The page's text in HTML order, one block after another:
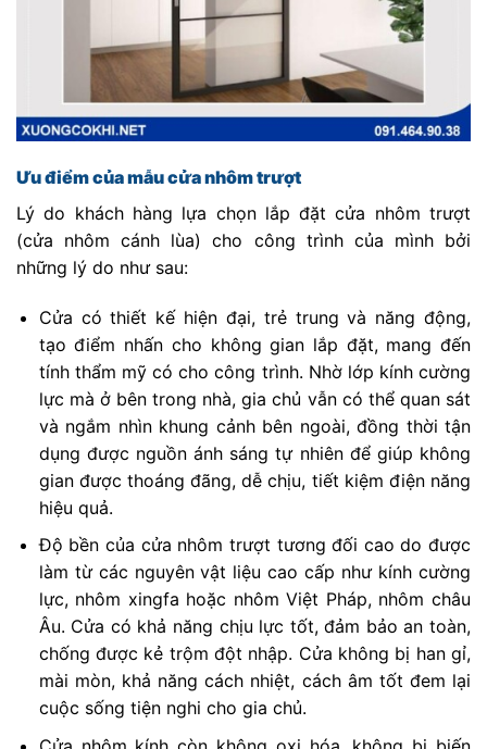
Ưu điểm của mẫu cửa nhôm trượt
Lý do khách hàng lựa chọn lắp đặt cửa nhôm trượt
(cửa nhôm cánh lùa) cho công trình của mình bởi
những lý do như sau:
Cửa có thiết kế hiện đại, trẻ trung và năng động,
tạo điểm nhấn cho không gian lắp đặt, mang đến
tính thẩm mỹ có cho công trình. Nhờ lớp kính cường
lực mà ở bên trong nhà, gia chủ vẫn có thể quan sát
và ngắm nhìn khung cảnh bên ngoài, đồng thời tận
dụng được nguồn ánh sáng tự nhiên để giúp không
gian được thoáng đãng, dễ chịu, tiết kiệm điện năng
hiệu quả.
Độ bền của cửa nhôm trượt tương đối cao do được
làm từ các nguyên vật liệu cao cấp như kính cường
lực, nhôm xingfa hoặc nhôm Việt Pháp, nhôm châu
Âu. Cửa có khả năng chịu lực tốt, đảm bảo an toàn,
chống được kẻ trộm đột nhập. Cửa không bị han gỉ,
mài mòn, khả năng cách nhiệt, cách âm tốt đem lại
cuộc sống tiện nghi cho gia chủ.